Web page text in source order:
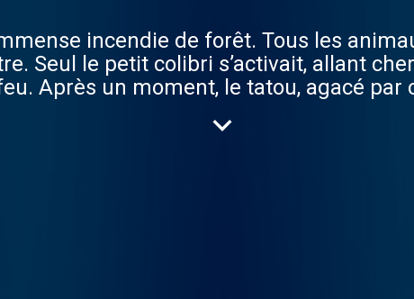
incendie de forêt. Tous les
Seul le petit colibri s’activait, allant
Après un moment, le tatou, agacé
je fais ma part. » Ces entrepreneurs